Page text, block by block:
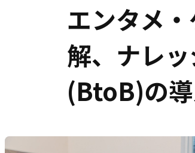
エンタメ
解、ナレ
(BtoB)の